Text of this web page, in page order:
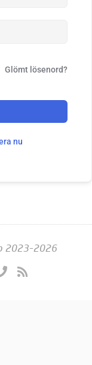
Glömt lösenord?
nu
2023-2026